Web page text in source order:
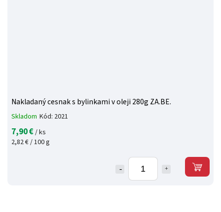
Nakladaný cesnak s bylinkami v oleji 280g ZA.BE.
Skladom Kód: 2021
7,90 €/ ks
2,82 € / 100 g